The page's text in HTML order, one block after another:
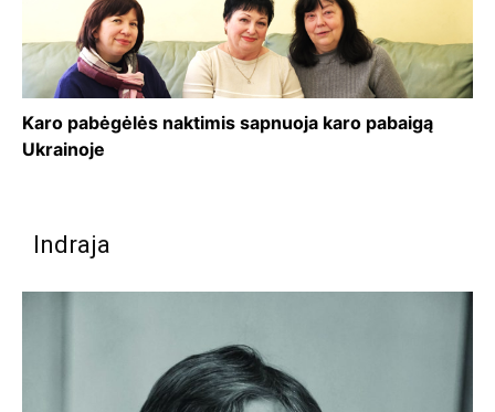
Karo pabėgėlės naktimis sapnuoja karo pabaigą
Ukrainoje
Indraja